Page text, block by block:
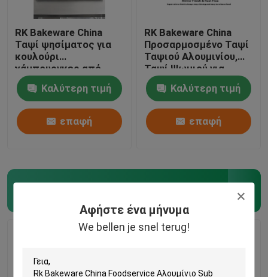
Αφήστε ένα μήνυμα
We bellen je snel terug!
RK Bakeware China
Ταψί ψησίματος για
κουλούρι
χάμπουργκερ από
αλουμίνιο 3 ιντσών
Καλύτερη τιμή
επαφή
RK Bakeware China
Προσαρμοσμένο Ταψί
Ταψιού Αλουμινίου,
Ταψί Ψωμιού για
μπισκότα 18"X26"X1"
Καλύτερη τιμή
επαφή